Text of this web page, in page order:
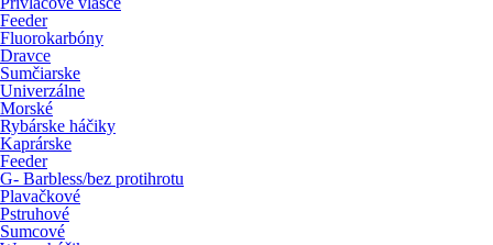
Feeder
Fluorokarbóny
Dravce
Sumčiarske
Univerzálne
Morské
Rybárske háčiky
Kaprárske
Feeder
G- Barbless/bez protihrotu
Plavačkové
Pstruhové
Sumcové